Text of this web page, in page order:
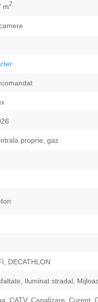
m2
proprie, gaz
DECATHLON
Iluminat stradal,
CATV, Canalizare, Curent,